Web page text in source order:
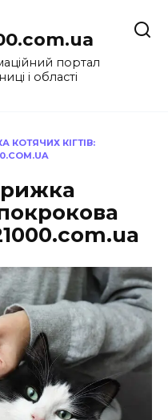
портал
і області
КОТЯЧИХ КІГТІВ: